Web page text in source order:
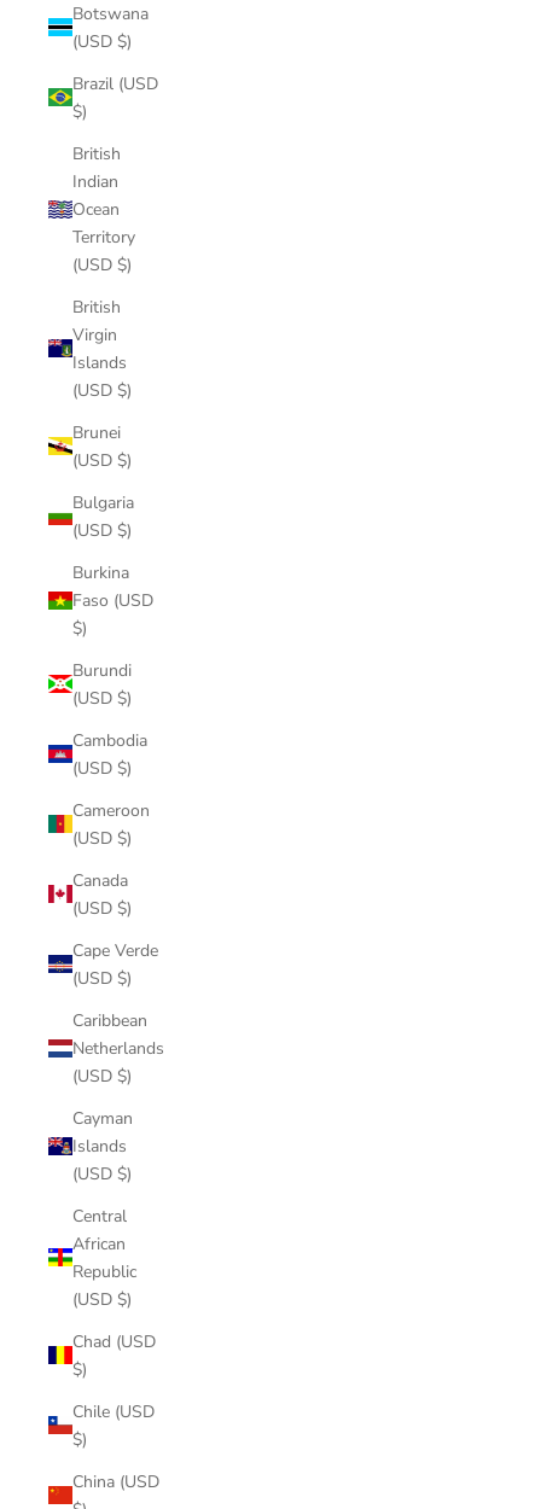
Botswana
(USD $)
Brazil (USD
$)
British
Indian
Ocean
Territory
(USD $)
British
Virgin
Islands
(USD $)
Brunei
(USD $)
Bulgaria
(USD $)
Burkina
Faso (USD
$)
Burundi
(USD $)
Cambodia
(USD $)
Cameroon
(USD $)
Canada
(USD $)
Cape Verde
(USD $)
Caribbean
Netherlands
(USD $)
Cayman
Islands
(USD $)
Central
African
Republic
(USD $)
Chad (USD
$)
Chile (USD
$)
China (USD